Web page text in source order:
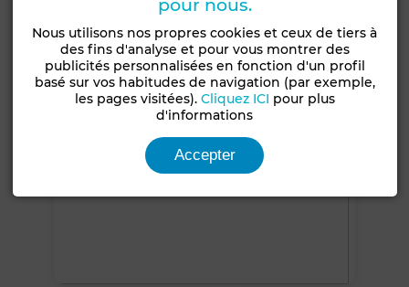
Voir plus de photos
pour nous.
Nous utilisons nos propres cookies et ceux de tiers à
des fins d'analyse et pour vous montrer des
publicités personnalisées en fonction d'un profil
basé sur vos habitudes de navigation (par exemple,
les pages visitées). Cliquez ICI pour plus
d'informations
Accepter